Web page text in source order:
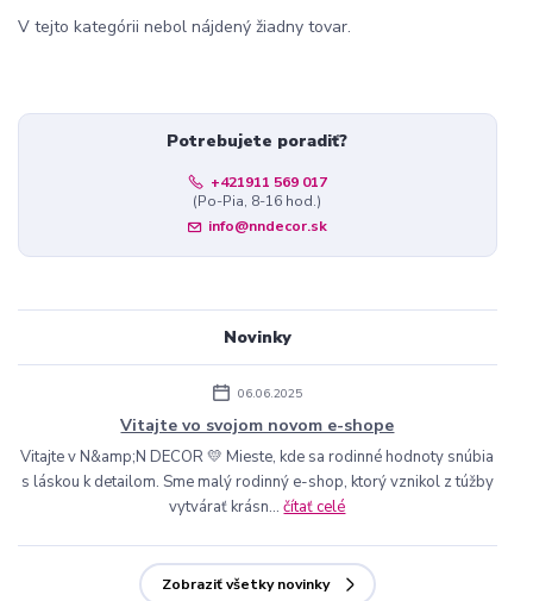
V tejto kategórii nebol nájdený žiadny tovar.
Potrebujete poradiť?
+421911 569 017
(Po-Pia, 8-16 hod.)
info@nndecor.sk
Novinky
06.06.2025
Vitajte vo svojom novom e-shope
Vitajte v N&amp;N DECOR 💛 Mieste, kde sa rodinné hodnoty snúbia
s láskou k detailom. Sme malý rodinný e-shop, ktorý vznikol z túžby
vytvárať krásn...čítať celé
Zobraziť všetky novinky